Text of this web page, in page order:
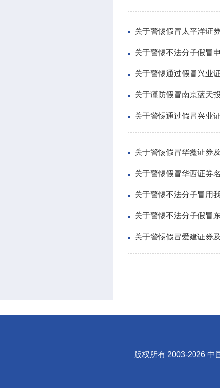
关于警惕假冒太平洋证
关于警惕不法分子假冒
关于警惕通过假冒兴业
关于谨防假冒南京蓝天
关于警惕通过假冒兴业
关于警惕假冒华鑫证券
关于警惕假冒华西证券
关于警惕不法分子冒用
关于警惕不法分子假冒
关于警惕假冒爱建证券
版权所有 2003-2026 中